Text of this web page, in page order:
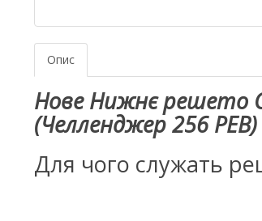
Опис
Нове Нижнє решето
(Челленджер 256 РЕВ)
Для чого служать